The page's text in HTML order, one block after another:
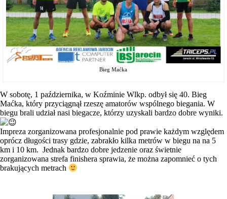
Bieg Maćka
W sobotę, 1 października, w Koźminie Wlkp. odbył się 40. Bieg
Maćka, który przyciągnął rzeszę amatorów wspólnego biegania. W
biegu brali udział nasi biegacze, którzy uzyskali bardzo dobre wyniki.
Impreza zorganizowana profesjonalnie pod prawie każdym względem
oprócz długości trasy gdzie, zabrakło kilka metrów w biegu na na 5
km i 10 km. Jednak bardzo dobre jedzenie oraz świetnie
zorganizowana strefa finishera sprawia, że można zapomnieć o tych
brakujących metrach